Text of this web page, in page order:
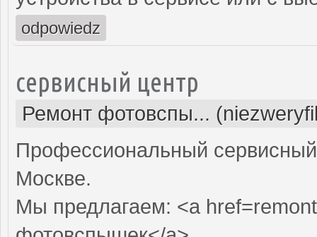
odpowiedz
сервисный центр
Ремонт фотовспы...
Профессиональный
Москве.
Мы предлагаем: <a